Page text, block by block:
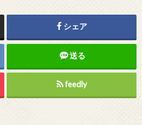
シェア
送る
feedly